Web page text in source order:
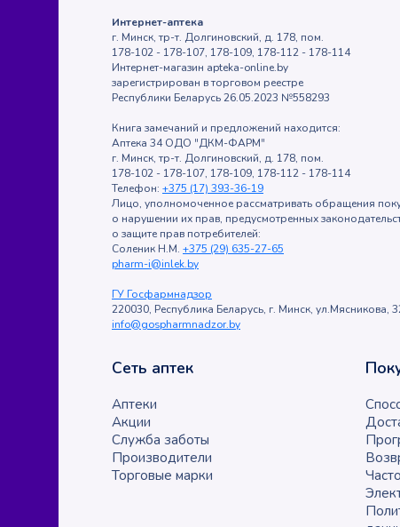
Интернет-аптека
г. Минск, тр-т. Долгиновский, д. 178, пом.
178-102 - 178-107, 178-109, 178-112 - 178-114
Интернет-магазин apteka-online.by
зарегистрирован в торговом реестре
Республики Беларусь 26.05.2023 №558293
Книга замечаний и предложений находится:
Аптека 34 ОДО "ДКМ-ФАРМ"
г. Минск, тр-т. Долгиновский, д. 178, пом.
178-102 - 178-107, 178-109, 178-112 - 178-114
Телефон: +375 (17) 393-36-19
Лицо, уполномоченное рассматривать обращения
о нарушении их прав, предусмотренных
о защите прав потребителей:
Соленик Н.М. +375 (29) 635-27-65
pharm-i@inlek.by
ГУ Госфармнадзор
220030, Республика Беларусь, г. Минск,
info@gospharmnadzor.by
Сеть аптек
Аптеки
Акции
Служба заботы
Производители
Торговые марки